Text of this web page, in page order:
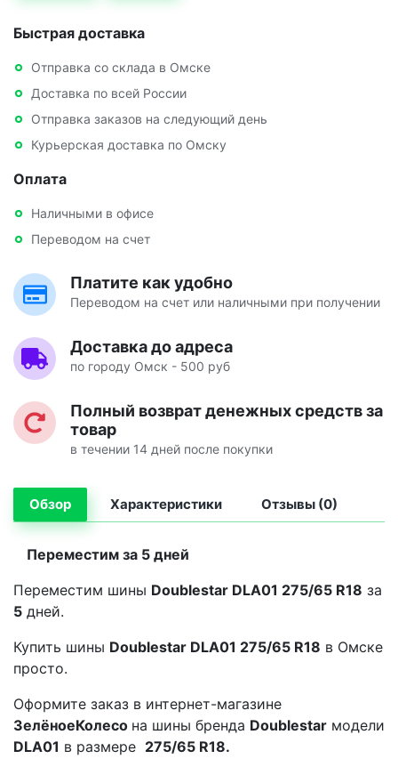
Быстрая доставка
Отправка со склада в Омске
Доставка по всей России
Отправка заказов на следующий день
Курьерская доставка по Омску
Оплата
Наличными в офисе
Переводом на счет
Платите как удобно
Переводом на счет или наличными при получении
Доставка до адреса
по городу Омск - 500 руб
Полный возврат денежных средств за
товар
в течении 14 дней после покупки
Обзор Характеристики Отзывы (0)
Переместим за 5 дней
Переместим шины Doublestar DLA01 275/65 R18 за
5 дней.
Купить шины Doublestar DLA01 275/65 R18 в Омске
просто.
Оформите заказ в интернет-магазине
ЗелёноеКолесо на шины бренда Doublestar модели
DLA01 в размере 275/65 R18.